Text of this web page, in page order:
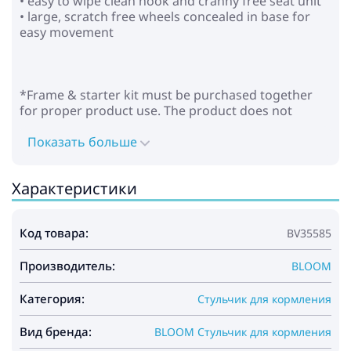
• large, scratch free wheels concealed in base for
easy movement
*Frame & starter kit must be purchased together
for proper product use. The product does not
SPECIFICATIONS:
• fresco chrome is suitable from newborn to
36kg/70lb
• trays made from FDA foodgrade plastic &
stainless steel parts that are removable &
dishwasher safe
• booster seat engineered to direct spills away from
seat unit
• wipe-clean seat pads available in 14 vibrant &
Показать больше
Характеристики
Код товара: BV35585
Производитель: BLOOM
Категория: Стульчик для кормления
Вид бренда: BLOOM Стульчик для кормления